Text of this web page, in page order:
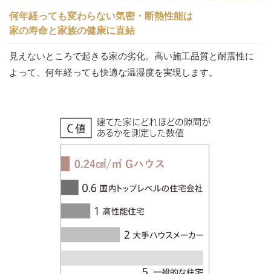
何年経っても変わらない気密・断熱性能は
家の寿命と家族の健康に直結
見えないところで起きる家の劣化。高い施工品質と耐震性に
よって、何年経っても快適な温湿度を実現します。